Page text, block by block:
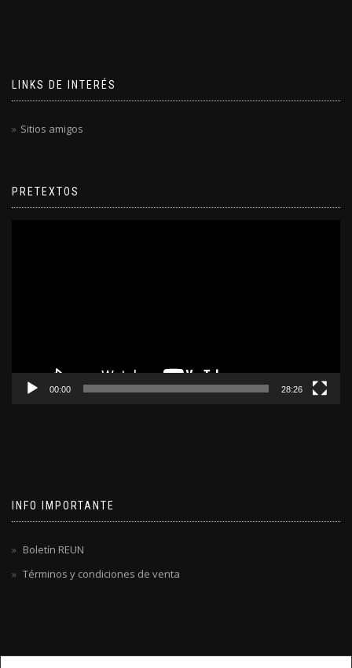
LINKS DE INTERÉS
Sitios amigos
PRETEXTOS
00:00 28:26
INFO IMPORTANTE
Boletín REUN
Términos y condiciones de venta